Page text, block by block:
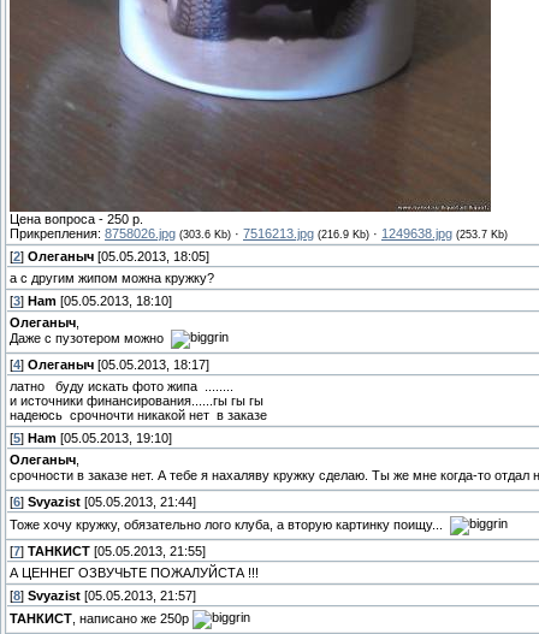
Цена вопроса - 250 р.
Прикрепления: 8758026.jpg (303.6 Kb) · 7516213.jpg (216.9 Kb) · 1249638.jpg (253.7 Kb)
[2] Олеганыч [05.05.2013, 18:05]
а с другим жипом можна кружку?
[3] Ham [05.05.2013, 18:10]
Олеганыч
Даже с пузотером можно
[4] Олеганыч [05.05.2013, 18:17]
латно буду искать фото жипа ........
и источники финансирования......гы гы гы
надеюсь срочночти никакой нет в заказе
[5] Ham [05.05.2013, 19:10]
Олеганыч
срочности в заказе нет. А тебе я нахаляву кружку сделаю. Ты же мне когда-то
[6] Svyazist [05.05.2013, 21:44]
Тоже хочу кружку, обязательно лого клуба, а вторую картинку поищу...
[7] ТАНКИСТ [05.05.2013, 21:55]
А ЦЕННЕГ ОЗВУЧЬТЕ ПОЖАЛУЙСТА !!!
[8] Svyazist [05.05.2013, 21:57]
ТАНКИСТ , написано же 250р